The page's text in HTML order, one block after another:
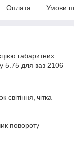
Оплата Умови
габаритних
5.75 для ваз 2106
чітка
повороту